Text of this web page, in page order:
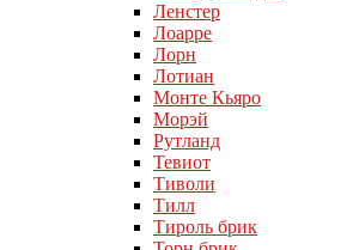
Ленстер
Лоарре
Лорн
Лотиан
Монте Кьяро
Морэй
Рутланд
Тевиот
Тиволи
Тилл
Тироль брик